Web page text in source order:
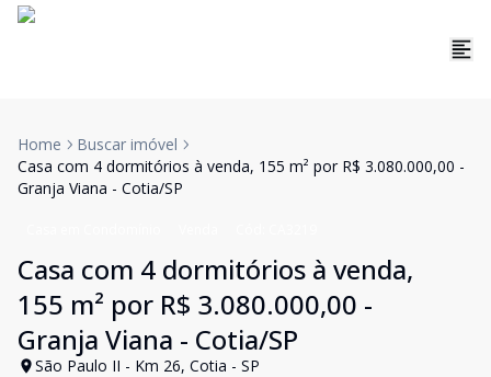
Home
Buscar imóvel
Casa com 4 dormitórios à venda, 155 m² por R$ 3.080.000,00 -
Granja Viana - Cotia/SP
Casa com 4 dormitórios à venda,
155 m² por R$ 3.080.000,00 -
Granja Viana - Cotia/SP
São Paulo II - Km 26, Cotia - SP